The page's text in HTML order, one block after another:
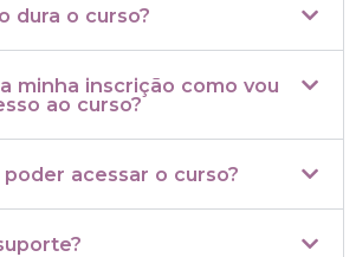
dura o curso?
minha inscrição como vou
ao curso?
acessar o curso?